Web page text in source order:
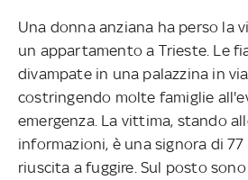
Una donna anziana ha perso la
un appartamento a Trieste. Le
divampate in una palazzina in
costringendo molte famiglie
emergenza. La vittima, stando
informazioni, è una signora di
riuscita a fuggire. Sul posto